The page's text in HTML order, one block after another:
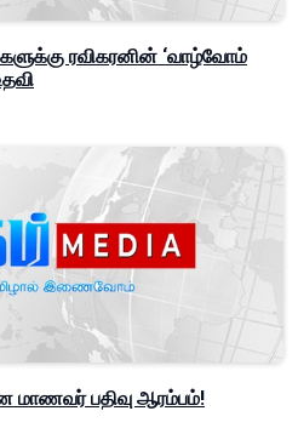
ரவிகரனின் ‘வாழ்வோம்
பதிவு ஆரம்பம்!